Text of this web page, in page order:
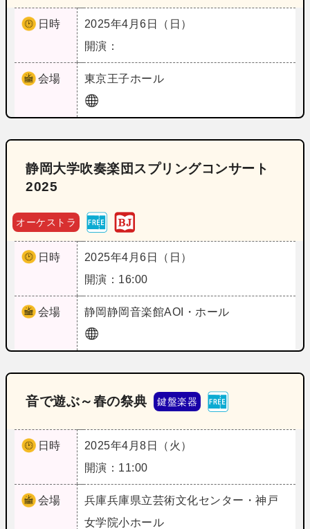
日時
2025年4月6日（日）
開演：
会場 東京王子ホール
静岡大学吹奏楽団スプリングコンサート
2025
オーケストラ
日時
2025年4月6日（日）
開演：16:00
会場 静岡静岡音楽館AOI・ホール
音で遊ぶ～春の祭典 鍵盤楽器
日時
2025年4月8日（火）
開演：11:00
会場 兵庫兵庫県立芸術文化センター・神戸
女学院小ホール